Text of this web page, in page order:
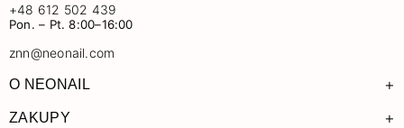
+48 612 502 439
Pon. – Pt. 8:00–16:00
znn@neonail.com
O NEONAIL +
ZAKUPY +